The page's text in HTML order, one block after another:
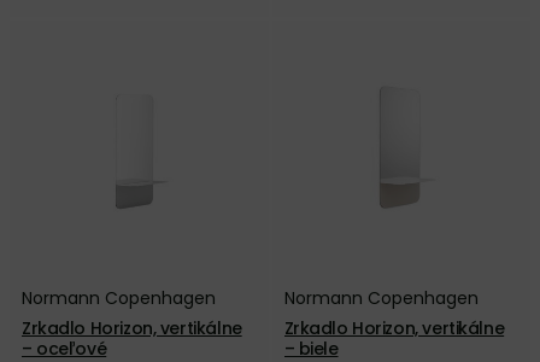
Normann Copenhagen
Zrkadlo Horizon, vertikálne
– oceľové
Normann Copenhagen
Zrkadlo Horizon, vertikálne
– biele